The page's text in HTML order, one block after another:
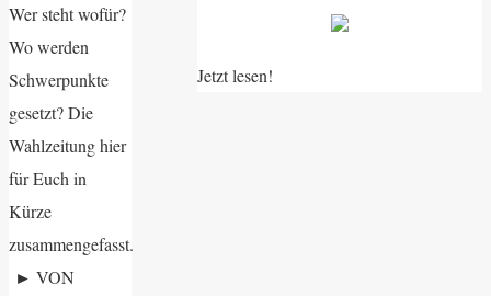
Wer steht wofür?
Wo werden
Schwerpunkte
gesetzt? Die
Wahlzeitung hier
für Euch in
Kürze
zusammengefasst.
► VON
Jetzt lesen!